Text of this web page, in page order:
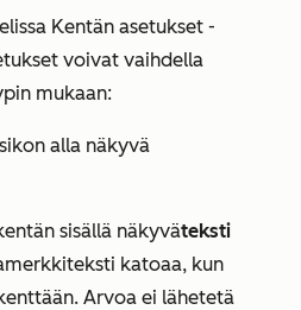
Kentän asetukset -
voivat vaihdella
mukaan:
alla näkyvä
sisällä näkyväteksti
katoaa, kun
Arvoa ei lähetetä